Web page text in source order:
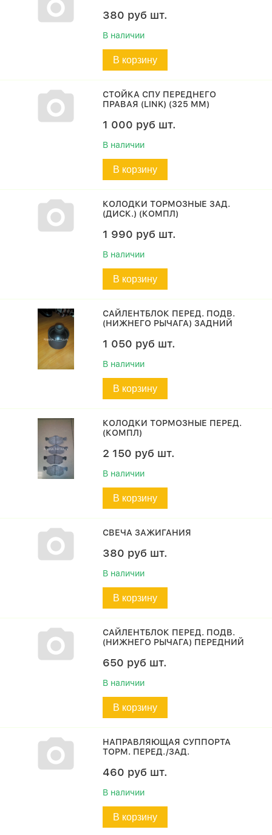
380 руб шт.
В наличии
В корзину
СТОЙКА СПУ ПЕРЕДНЕГО
ПРАВАЯ (LINK) (325 ММ)
1 000 руб шт.
В наличии
В корзину
КОЛОДКИ ТОРМОЗНЫЕ ЗАД.
(ДИСК.) (КОМПЛ)
1 990 руб шт.
В наличии
В корзину
САЙЛЕНТБЛОК ПЕРЕД. ПОДВ.
(НИЖНЕГО РЫЧАГА) ЗАДНИЙ
1 050 руб шт.
В наличии
В корзину
КОЛОДКИ ТОРМОЗНЫЕ ПЕРЕД.
(КОМПЛ)
2 150 руб шт.
В наличии
В корзину
СВЕЧА ЗАЖИГАНИЯ
380 руб шт.
В наличии
В корзину
САЙЛЕНТБЛОК ПЕРЕД. ПОДВ.
(НИЖНЕГО РЫЧАГА) ПЕРЕДНИЙ
650 руб шт.
В наличии
В корзину
НАПРАВЛЯЮЩАЯ СУППОРТА
ТОРМ. ПЕРЕД./ЗАД.
460 руб шт.
В наличии
В корзину